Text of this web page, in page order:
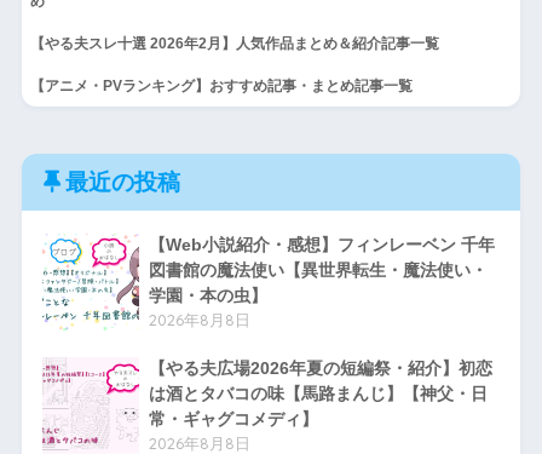
【やる夫スレ十選 2026年2月】人気作品まとめ＆紹介記事一覧
【アニメ・PVランキング】おすすめ記事・まとめ記事一覧
最近の投稿
【Web小説紹介・感想】フィンレーベン 千年
図書館の魔法使い【異世界転生・魔法使い・
学園・本の虫】
2026年8月8日
【やる夫広場2026年夏の短編祭・紹介】初恋
は酒とタバコの味【馬路まんじ】【神父・日
常・ギャグコメディ】
2026年8月8日